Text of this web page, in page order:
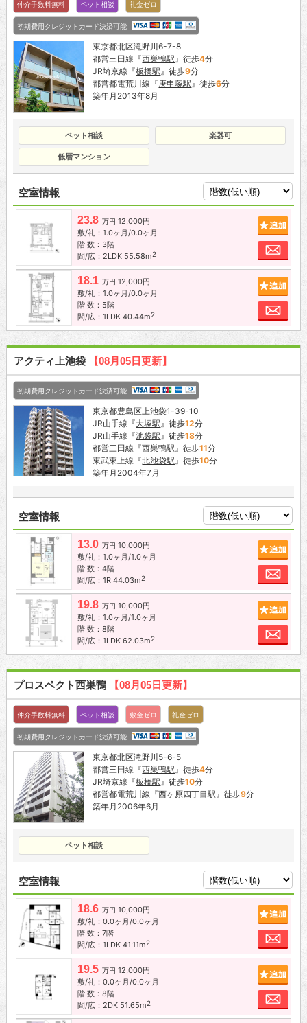
仲介手数料無料 ペット相談 礼金ゼロ
初期費用クレジットカード決済可能
東京都北区滝野川6-7-8
都営三田線『西巣鴨駅 』徒歩4分
JR埼京線『板橋駅 』徒歩9分
都営都電荒川線『庚申塚駅 』徒歩6分
築年月2013年8月
ペット相談 楽器可
低層マンション
空室情報
23.8 万円 12,000円
敷/礼：1.0ヶ月/0.0ヶ月
階 数：3階
間/広：2LDK 55.58m2
お
18.1 万円 12,000円
敷/礼：1.0ヶ月/0.0ヶ月
階 数：5階
間/広：1LDK 40.44m2
お
アクティ上池袋 【08月05日更新】
初期費用クレジットカード決済可能
東京都豊島区上池袋1-39-10
JR山手線『大塚駅 』徒歩12分
JR山手線『池袋駅 』徒歩18分
都営三田線『西巣鴨駅 』徒歩11分
東武東上線『北池袋駅 』徒歩10分
築年月2004年7月
空室情報
13.0 万円 10,000円
敷/礼：1.0ヶ月/1.0ヶ月
階 数：4階
間/広：1R 44.03m2
お
19.8 万円 10,000円
敷/礼：1.0ヶ月/1.0ヶ月
階 数：8階
間/広：1LDK 62.03m2
お
プロスペクト西巣鴨 【08月05日更新】
仲介手数料無料 ペット相談 敷金ゼロ 礼金ゼロ
初期費用クレジットカード決済可能
東京都北区滝野川5-6-5
都営三田線『西巣鴨駅 』徒歩4分
JR埼京線『板橋駅 』徒歩10分
都営都電荒川線『西ヶ原四丁目駅 』徒歩9分
築年月2006年6月
ペット相談
空室情報
18.6 万円 10,000円
敷/礼：0.0ヶ月/0.0ヶ月
階 数：7階
間/広：1LDK 41.11m2
お
19.5 万円 12,000円
敷/礼：0.0ヶ月/0.0ヶ月
階 数：8階
間/広：2DK 51.65m2
お